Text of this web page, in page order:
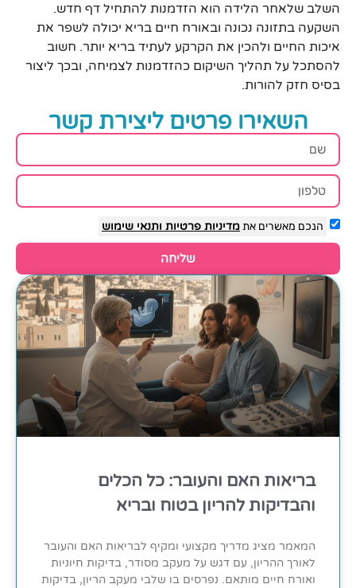
השלב שלאחר הלידה הוא הזדמנות להתחיל דף חדש.
השקעה בתזונה נכונה ובאורח חיים בריא יכולה לשפר את
איכות החיים ולהכין את הקרקע לעתיד בריא יותר. חשוב
להסתכל על תהליך השיקום כהזדמנות לצמיחה, ובכך ליצור
בסיס חזק להורות.
השאירו פרטים ליצירת קשר
הנכם מאשרים אתמדיניות פרטיות ותנאי שימוש
שליחה
בריאות האם והעובר: כל הכלים
והבדיקות להריון בטוח ובריא
המאמר מציג מדריך מקצועי ומקיף לבריאות האם והעובר
לאורך ההריון, עם דגש על מעקב מסודר, בדיקות חיוניות
ואורח חיים מותאם. נפרסים בו שלבי מעקב הריון, בדיקות